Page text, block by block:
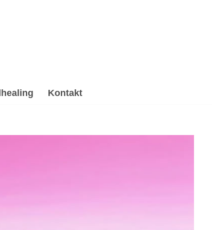
Kontakt
Hypnose, Psychotherapie
✓Gesprächstherapie, ✓Soundhealing & Reiki